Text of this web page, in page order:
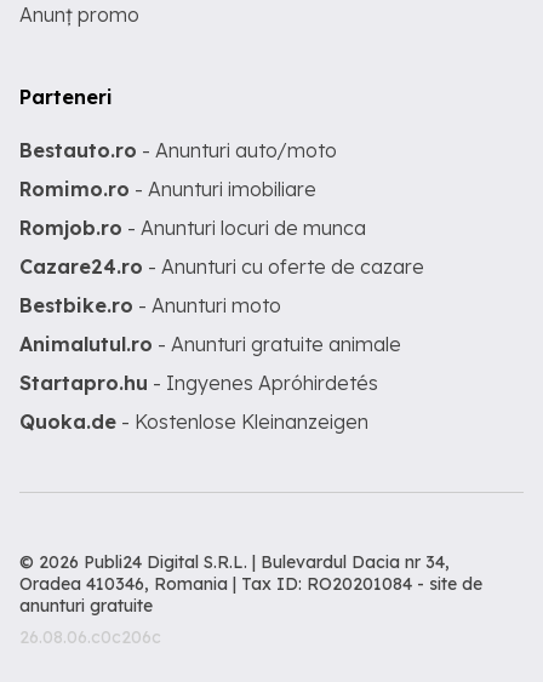
Anunț promo
Parteneri
Bestauto.ro - Anunturi auto/moto
Romimo.ro - Anunturi imobiliare
Romjob.ro - Anunturi locuri de munca
Cazare24.ro - Anunturi cu oferte de cazare
Bestbike.ro - Anunturi moto
Animalutul.ro - Anunturi gratuite animale
Startapro.hu - Ingyenes Apróhirdetés
Quoka.de - Kostenlose Kleinanzeigen
© 2026 Publi24 Digital S.R.L. | Bulevardul Dacia nr 34,
Oradea 410346, Romania | Tax ID: RO20201084 - site de
anunturi gratuite
26.08.06.c0c206c